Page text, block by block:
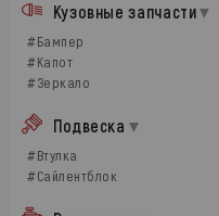
Кузовные запчасти
#Бампер
#Капот
#Зеркало
Подвеска
#Втулка
#Сайлентблок